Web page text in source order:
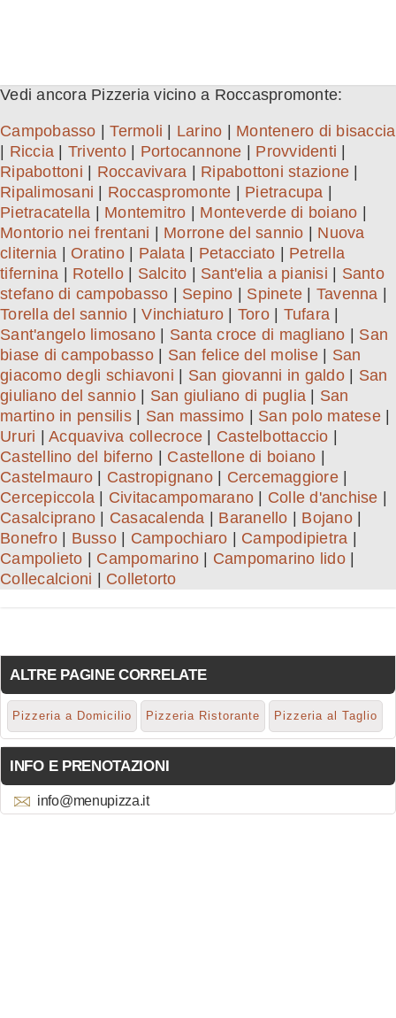
Vedi ancora Pizzeria vicino a Roccaspromonte:
Campobasso |Termoli Larino
Montenero di bisaccia
Riccia Trivento| Portocannone Provvidenti
Ripabottoni
Roccavivara Ripabottoni stazione
Ripalimosani
Roccaspromonte Pietracupa
Pietracatella
Montemitro Monteverde di boiano
Montorio nei frentani
Morrone del sannio
Nuova
cliternia
Oratino| Palata Petacciato
Petrella
tifernina
Rotello| Salcito Sant'elia a pianisi
Santo
stefano di campobasso
Sepino Spinete Tavenna
Torella del sannio |Vinchiaturo Toro| Tufara
Sant'angelo limosano
Santa croce di magliano
San
biase di campobasso| San felice del molise| San
giacomo degli schiavoni
San giovanni in galdo| San
giuliano del sannio| San giuliano di puglia
San
martino in pensilis| San massimo San polo matese|
Ururi
Acquaviva collecroce Castelbottaccio
Castellino del biferno
Castellone di boiano
Castelmauro| Castropignano| Cercemaggiore|
Cercepiccola
Civitacampomarano Colle d'anchise
Casalciprano
Casacalenda Baranello Bojano|
Bonefro| Busso| Campochiaro Campodipietra
Campolieto
Campomarino Campomarino lido|
Collecalcioni
Colletorto
ALTRE PAGINE CORRELATE
Pizzeria a Domicilio Pizzeria Ristorante Pizzeria al Taglio
INFO E PRENOTAZIONI
info@menupizza.it